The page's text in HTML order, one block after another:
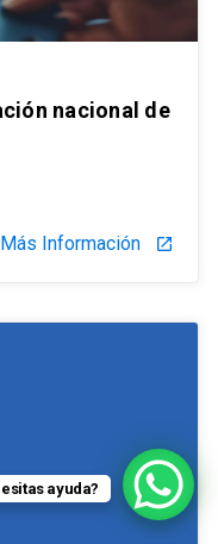
nacional de
Más Información launch
ayuda?